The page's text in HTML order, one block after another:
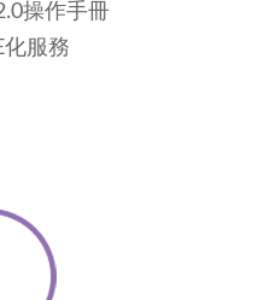
操作手冊
化服務